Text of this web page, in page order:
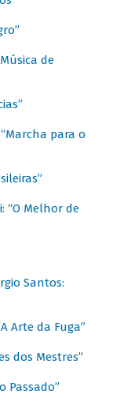
de
para o
“O Melhor de
Santos:
Arte da Fuga”
dos Mestres”
Passado”